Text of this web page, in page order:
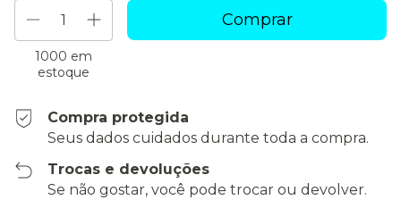
1000 em
estoque
Compra protegida
Seus dados cuidados durante toda a compra.
Trocas e devoluções
Se não gostar, você pode trocar ou devolver.